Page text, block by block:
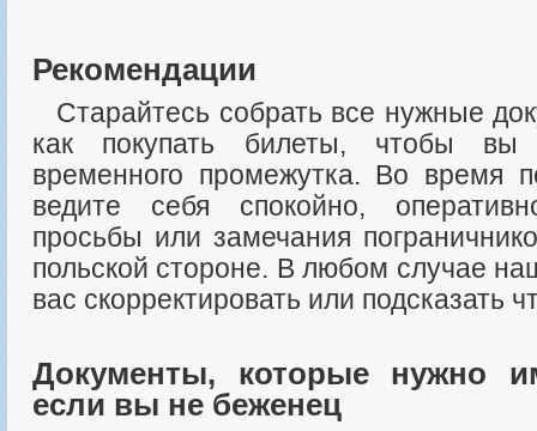
Рекомендации
Старайтесь собрать все нужные документы, перед тем
как покупать билеты, чтобы
временного промежутка. Во время
ведите себя спокойно,
просьбы или замечания
польской стороне. В любом случае
вас скорректировать или подсказать
Документы, которые нужно
если вы не беженец